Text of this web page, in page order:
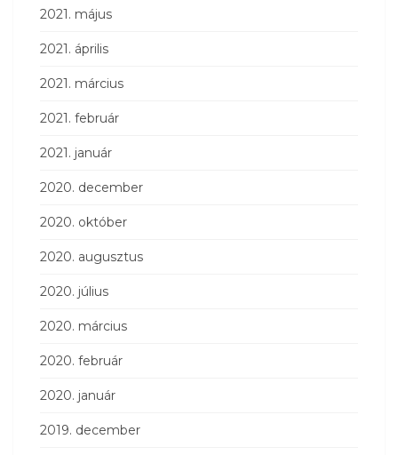
2021. május
2021. április
2021. március
2021. február
2021. január
2020. december
2020. október
2020. augusztus
2020. július
2020. március
2020. február
2020. január
2019. december